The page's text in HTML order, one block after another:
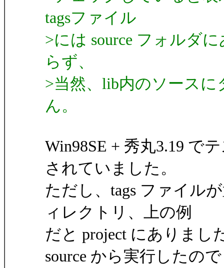
tagsファイル
>には source フォルダ
らず、
>当然、lib内のソース
ん。
Win98SE + 秀丸3.19 で
されていました。
ただし、tags ファイル
ィレクトリ、上の例
だと project にありまし
source から実行したの